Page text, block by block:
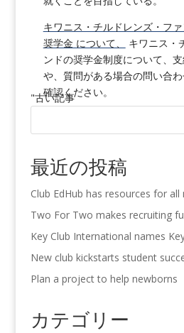
キワニス・チルドレンズ・フ
奨学金 について、
キワニス・
ンドの奨学金制度について、
や、質問がある場合の問い合
確認ください。
"古い記事
最近の投稿
Club EdHub has resources for all
Two For Two makes recruiting
Key Club International names
New club kickstarts student
Plan a project to help newborns
カテゴリー